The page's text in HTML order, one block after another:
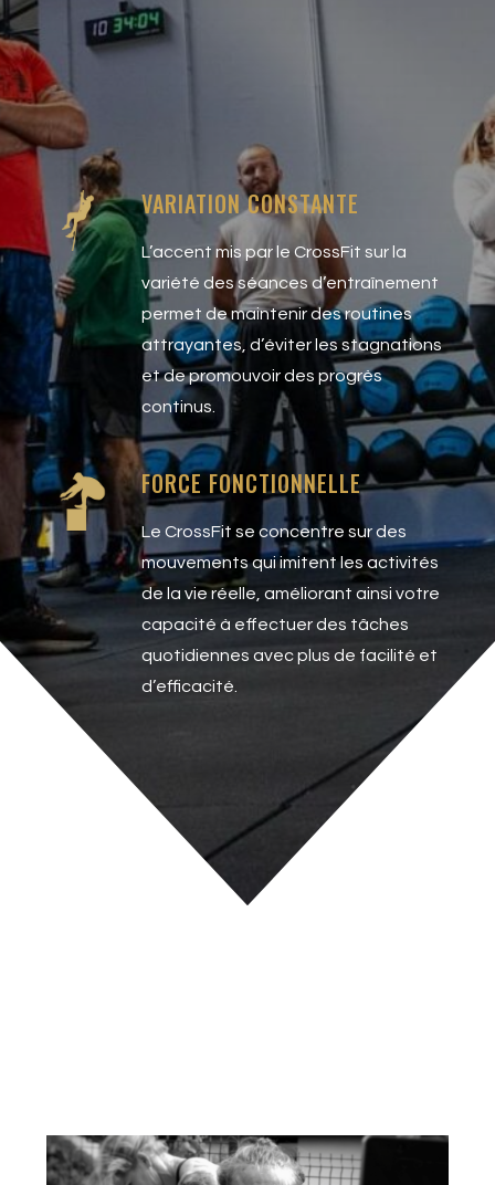
VARIATION CONSTANTE
L’accent mis par le CrossFit sur la
variété des séances d’entraînement
permet de maintenir des routines
attrayantes, d’éviter les stagnations
et de promouvoir des progrès
continus.
FORCE FONCTIONNELLE
Le CrossFit se concentre sur des
mouvements qui imitent les activités
de la vie réelle, améliorant ainsi votre
capacité à effectuer des tâches
quotidiennes avec plus de facilité et
d’efficacité.